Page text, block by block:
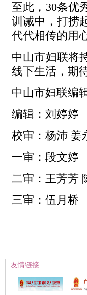
至此，30条优
训诫中，打捞
代代相传的用
中山市妇联将
线下生活，期
中山市妇联编
编辑：刘婷婷
校审：杨沛 姜
一审：段文婷
二审：王芳芳
三审：伍月桥
友情链接